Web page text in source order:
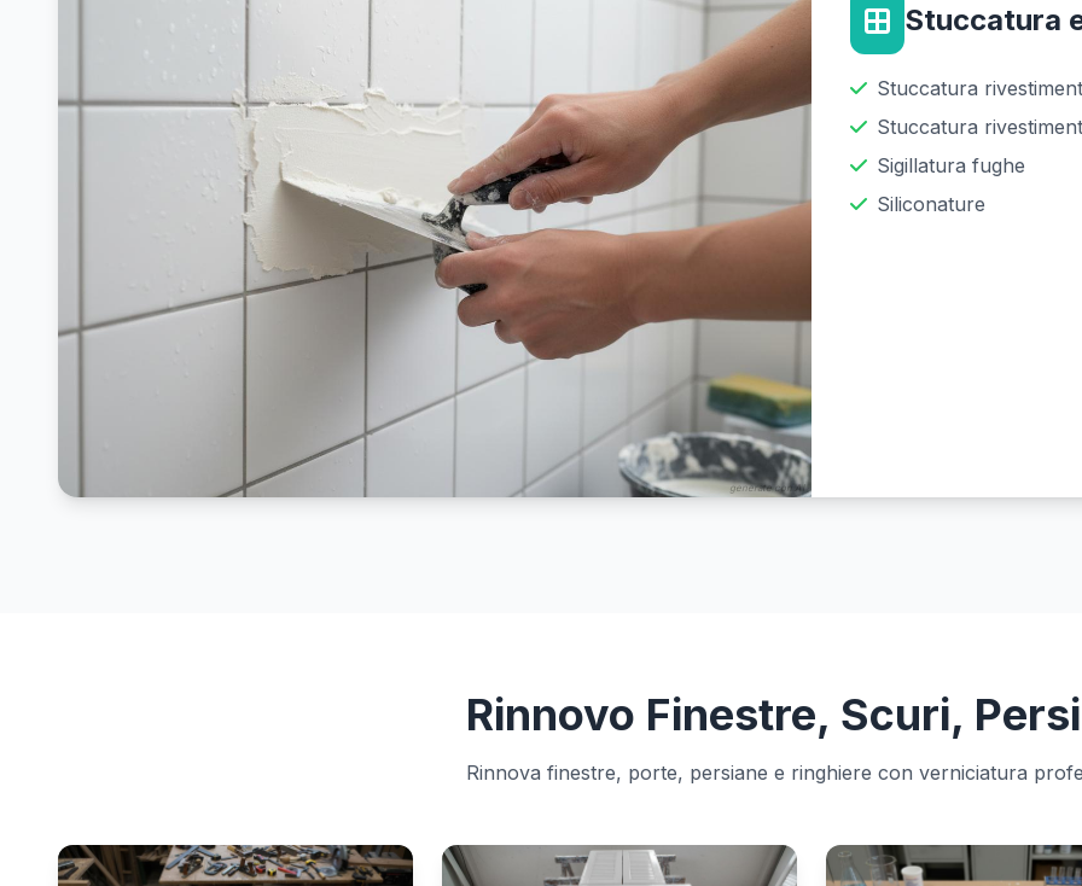
generate con AI
Stuccatura
Stuccatura
Stuccatura
Sigillatura fughe
Siliconature
Rinnovo Finestre, Scuri,
Rinnova finestre, porte, persiane e ringhiere con verniciatura